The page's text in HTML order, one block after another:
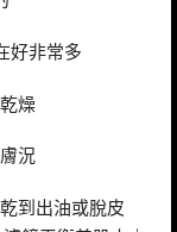
好非常多
燥
況
到出油或脫皮